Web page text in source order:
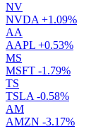
NV
NVDA +1.09%
AA
AAPL +0.53%
MS
MSFT -1.79%
TS
TSLA -0.58%
AM
AMZN -3.17%